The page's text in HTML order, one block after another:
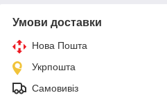
Умови доставки
Нова Пошта
Укрпошта
Самовивіз